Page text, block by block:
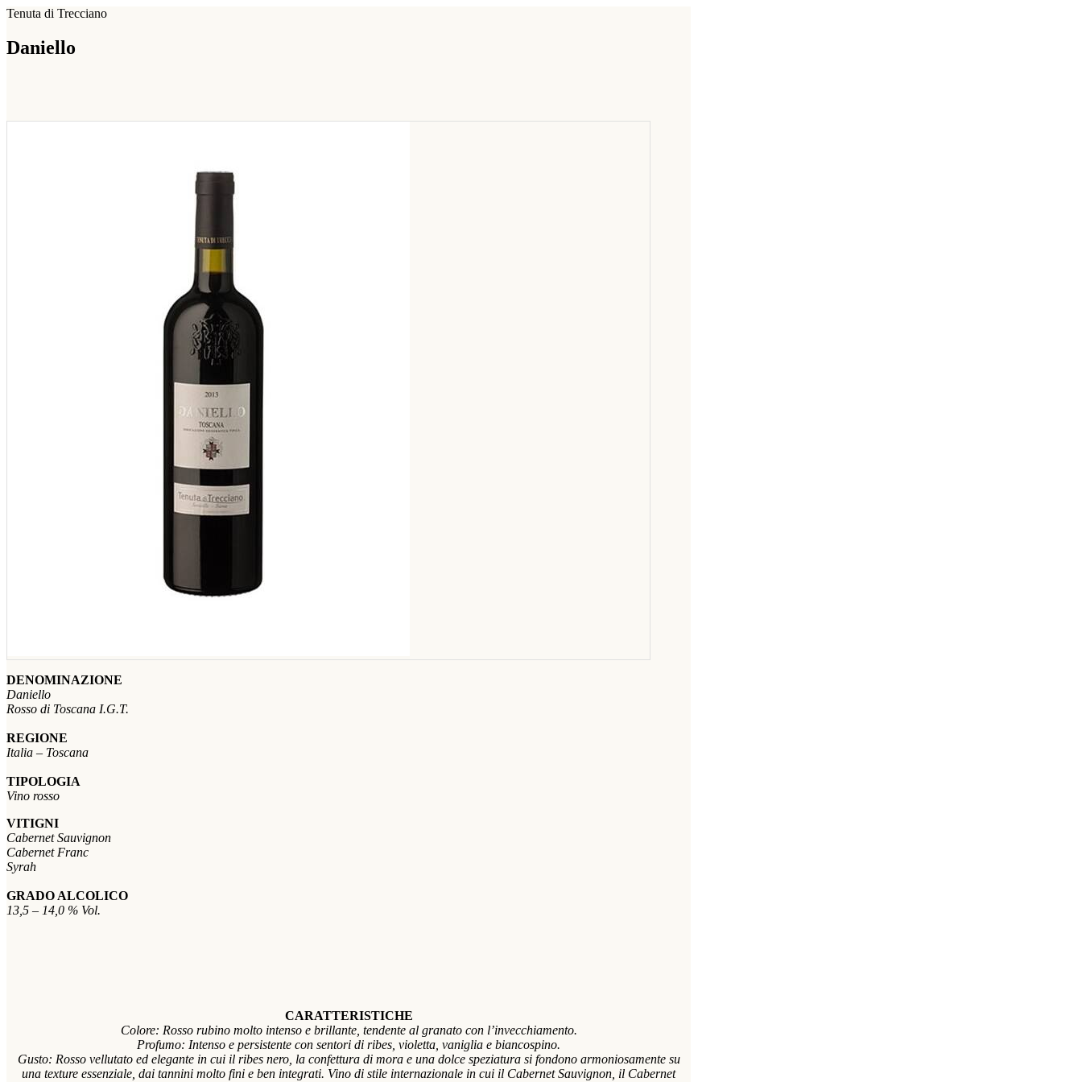
Tenuta di Trecciano
Daniello
DENOMINAZIONE
Daniello
Rosso di Toscana I.G.T.
REGIONE
Italia – Toscana
TIPOLOGIA
Vino rosso
VITIGNI
Cabernet Sauvignon
Cabernet Franc
Syrah
GRADO ALCOLICO
13,5 – 14,0 % Vol.
CARATTERISTICHE
Colore: Rosso rubino molto intenso e brillante, tendente al granato con l’invecchiamento.
Profumo: Intenso e persistente con sentori di ribes, violetta, vaniglia e biancospino.
Gusto: Rosso vellutato ed elegante in cui il ribes nero, la confettura di mora e una dolce speziatura si fondono armoniosamente su
una texture essenziale, dai tannini molto fini e ben integrati. Vino di stile internazionale in cui il Cabernet Sauvignon, il Cabernet